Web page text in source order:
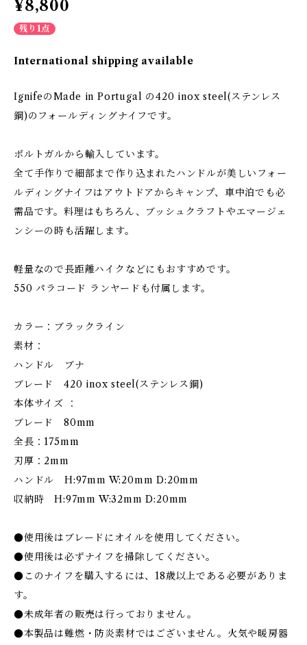
¥8,800
残り1点
International shipping available
IgnifeのMade in Portugal の420 inox steel(ステンレス
鋼)のフォールディングナイフです。
ポルトガルから輸入しています。
全て手作りで細部まで作り込まれたハンドルが美しいフォー
ルディングナイフはアウトドアからキャンプ、車中泊でも必
需品です。料理はもちろん、ブッシュクラフトやエマージェ
ンシーの時も活躍します。
軽量なので長距離ハイクなどにもおすすめです。
550 パラコード ランヤードも付属します。
カラー：ブラックライン
素材：
ハンドル ブナ
ブレード 420 inox steel(ステンレス鋼)
本体サイズ ：
ブレード 80mm
全長：175mm
刃厚：2mm
ハンドル H:97mm W:20mm D:20mm
収納時 H:97mm W:32mm D:20mm
●使用後はブレードにオイルを使用してください。
●使用後は必ずナイフを掃除してください。
●このナイフを購入するには、18歳以上である必要がありま
す。
●未成年者の販売は行っておりません。
●本製品は難燃・防炎素材ではございません。火気や暖房器